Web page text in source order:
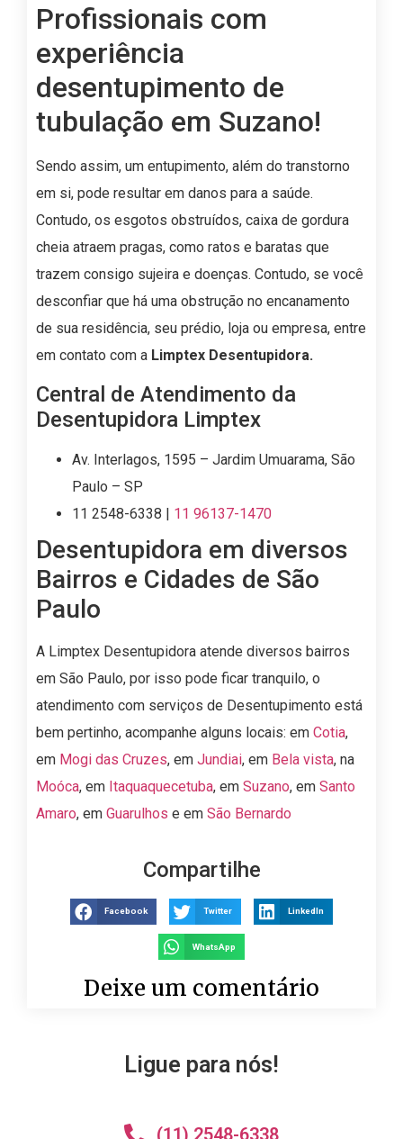
Profissionais com
experiência
desentupimento de
tubulação em Suzano!
Sendo assim, um entupimento, além do transtorno
em si, pode resultar em danos para a saúde.
Contudo, os esgotos obstruídos, caixa de gordura
cheia atraem pragas, como ratos e baratas que
trazem consigo sujeira e doenças. Contudo, se você
desconfiar que há uma obstrução no encanamento
de sua residência, seu prédio, loja ou empresa, entre
em contato com a Limptex Desentupidora.
Central de Atendimento da
Desentupidora Limptex
Av. Interlagos, 1595 – Jardim Umuarama, São
Paulo – SP
11 2548-6338 | 11 96137-1470
Desentupidora em diversos
Bairros e Cidades de São
Paulo
A Limptex Desentupidora atende diversos bairros
em São Paulo, por isso pode ficar tranquilo, o
atendimento com serviços de Desentupimento está
bem pertinho, acompanhe alguns locais: em Cotia,
em Mogi das Cruzes, em Jundiai, em Bela vista, na
Moóca, em Itaquaquecetuba, em Suzano, em Santo
Amaro, em Guarulhos e em São Bernardo
Compartilhe
Facebook Twitter LinkedIn
WhatsApp
Deixe um comentário
Ligue para nós!
(11) 2548-6338